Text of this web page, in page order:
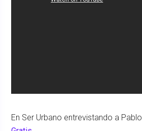
En Ser Urbano entrevistando a